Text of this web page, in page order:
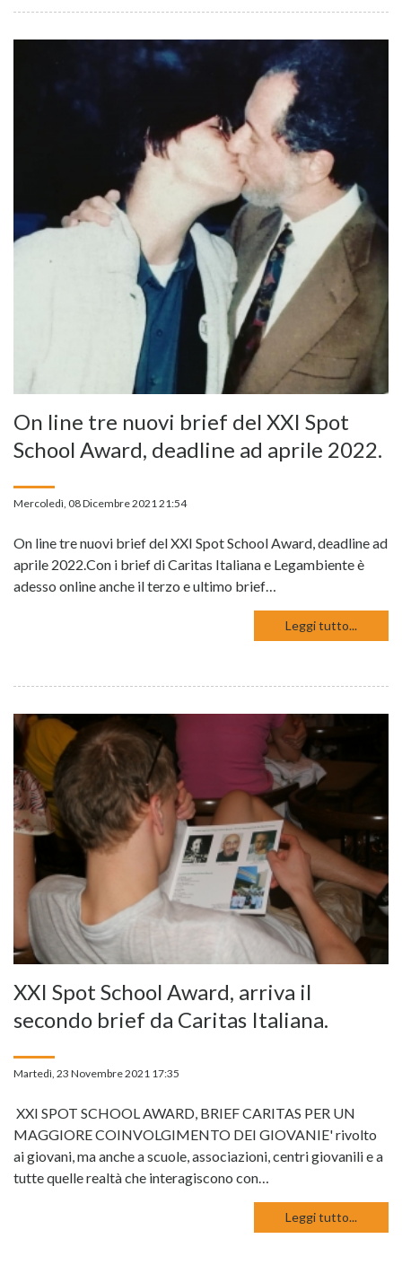
On line tre nuovi brief del XXI Spot
School Award, deadline ad aprile 2022.
Mercoledì, 08 Dicembre 2021 21:54
On line tre nuovi brief del XXI Spot School Award, deadline ad
aprile 2022.Con i brief di Caritas Italiana e Legambiente è
adesso online anche il terzo e ultimo brief…
Leggi tutto...
XXI Spot School Award, arriva il
secondo brief da Caritas Italiana.
Martedì, 23 Novembre 2021 17:35
XXI SPOT SCHOOL AWARD, BRIEF CARITAS PER UN
MAGGIORE COINVOLGIMENTO DEI GIOVANIE' rivolto
ai giovani, ma anche a scuole, associazioni, centri giovanili e a
tutte quelle realtà che interagiscono con…
Leggi tutto...